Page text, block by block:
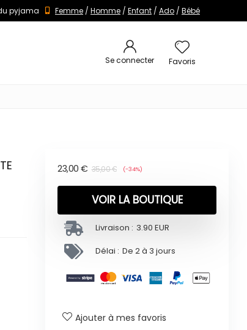
pyjama Femme / Homme / Enfant / Ado / Bébé
Se connecter Favoris
35,00€
23,00 € (-34%)
VOIR LA BOUTIQUE
Livraison : 3.90 EUR
Délai : De 2 à 3 jours
Ajouter à mes favoris